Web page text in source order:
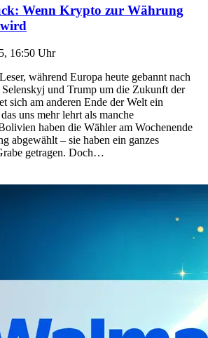
Wenn Krypto zur Währung
16:50 Uhr
während Europa heute gebannt nach
und Trump um die Zukunft der
sich am anderen Ende der Welt ein
uns mehr lehrt als manche
haben die Wähler am Wochenende
abgewählt – sie haben ein ganzes
getragen. Doch…